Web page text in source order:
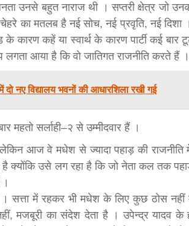
उनसे बहुत नाराज थी । सप्तरी क्षेत्र जो
का मतलब है नई सोच, नई प्रवृति, नई दिशा
कहें या स्वार्थ के कारण पार्टी कई बार
आया है कि वो जातिगत राजनीति करते हैं ।
नए विद्यालय भवनों की आधारशिला रखी गई
महतो सर्लाही–२ से उम्मीदवार हैं ।
आज वे मधेश से ज्यादा पहाड़ की
क्योंकि उसे लग रहा है कि जो नेता कल तक
। सत्ता में रहकर भी मधेश के लिए कुछ ठोस
मजबूरी का संदेश देता है । उपेन्द्र यादव के